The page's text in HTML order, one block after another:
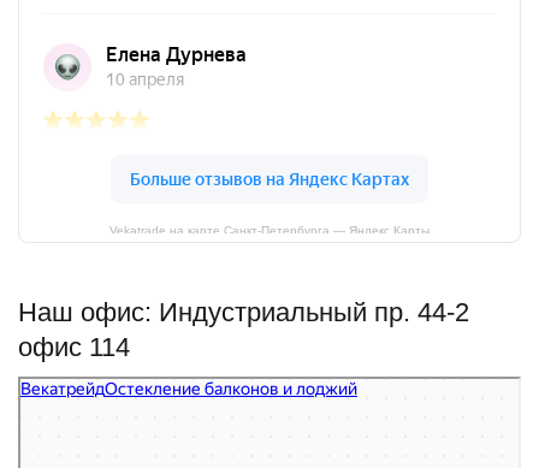
Vekatrade на карте Санкт‑Петербурга — Яндекс Карты
Наш офис: Индустриальный пр. 44-2
офис 114
Векатрейд